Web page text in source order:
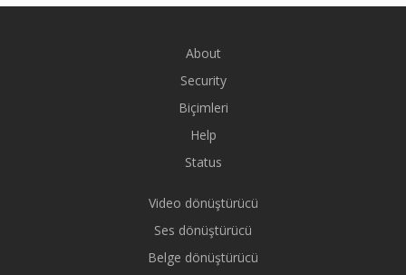
About
Security
Biçimleri
Help
Status
Video dönüştürücü
Ses dönüştürücü
Belge dönüştürücü